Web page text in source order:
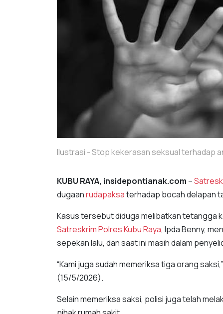
Ilustrasi - Stop kekerasan seksual terhadap
KUBU RAYA, insidepontianak.com –
dugaanrudapaksaterhadap bocah delapan
Kasus tersebut diduga melibatkan tetangga
Satreskrim Polres Kubu Raya, Ipda Benny,
sepekan lalu, dan saat ini masih dalam
“Kami juga sudah memeriksa tiga orang
(15/5/2026).
Selain memeriksa saksi, polisi juga telah